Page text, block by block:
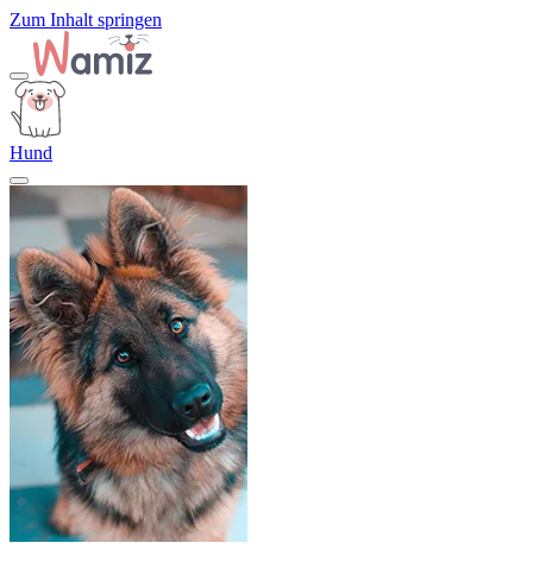
Zum Inhalt springen
Hund